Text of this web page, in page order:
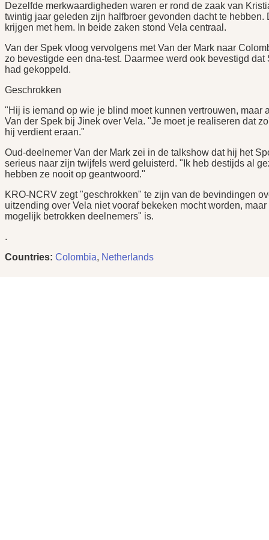
Dezelfde merkwaardigheden waren er rond de zaak van
twintig jaar geleden zijn halfbroer gevonden dacht te hebben.
krijgen met hem. In beide zaken stond Vela centraal.
Van der Spek vloog vervolgens met Van der Mark naar
zo bevestigde een dna-test. Daarmee werd ook bevestigd
had gekoppeld.
Geschrokken
"Hij is iemand op wie je blind moet kunnen vertrouwen, maar
Van der Spek bij Jinek over Vela. "Je moet je realiseren dat
hij verdient eraan."
Oud-deelnemer Van der Mark zei in de talkshow dat hij het
serieus naar zijn twijfels werd geluisterd. "Ik heb destijds al
hebben ze nooit op geantwoord."
KRO-NCRV zegt "geschrokken" te zijn van de bevindingen
uitzending over Vela niet vooraf bekeken mocht worden,
mogelijk betrokken deelnemers" is.
.
Countries: Colombia, Netherlands